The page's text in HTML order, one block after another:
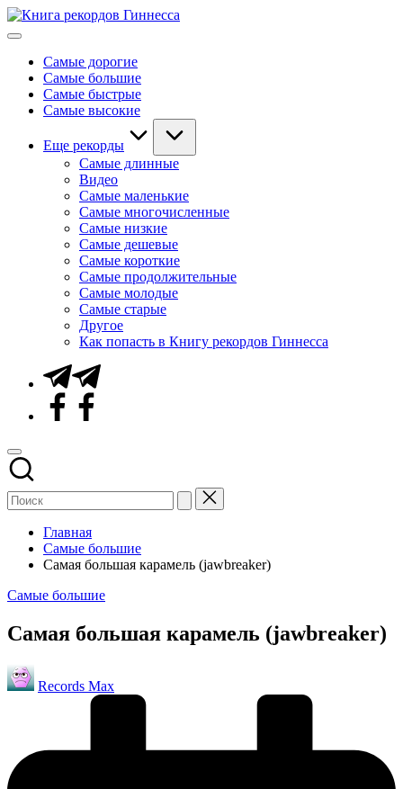
Перейти
к
Мировые
ГиннессаСамые дорогие
Самые большие
Самые быстрые
Самые высокие
Еще рекорды
Самые длинные
Видео
Самые маленькие
Самые многочисленные
Самые низкие
Самые дешевые
Самые короткие
Самые продолжительные
Самые молодые
Самые старые
Другое
Как попасть в Книгу рекордов Гиннесса
Telegram
Facebook
Главная
Самые большие
Самая большая карамель (jawbreaker)
Опубликовано
Самые большие
Самая большая карамель (jawbreaker)
Запись
от
Records Max